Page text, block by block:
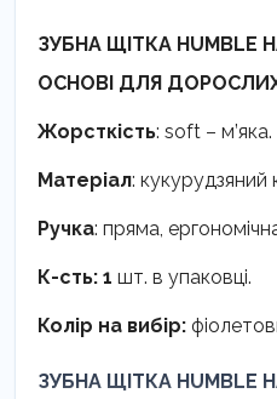
кількість
ЗУБНА ЩІТКА HUMBLE
ОСНОВІ ДЛЯ ДОРОСЛИХ
Жорсткість: soft – м’яка.
Матеріал: кукурудзяний
Ручка: пряма,
К-сть: 1 шт. в упаковці.
Колір на вибір:
ЗУБНА ЩІТКА HUMBLE